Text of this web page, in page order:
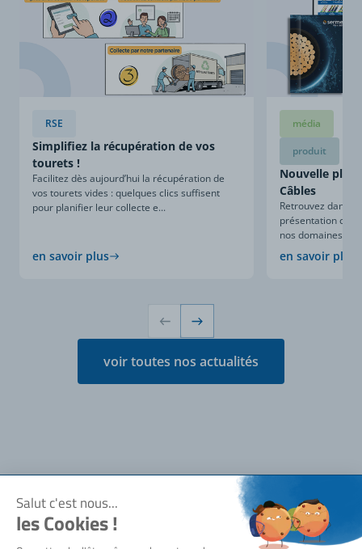
RSE
Simplifiez la récupération de vos
tourets !
Facilitez dès aujourd’hui la récupération de
vos tourets vides : quelques clics suffisent
pour planifier leur collecte e...
en savoir plus
média
produit
Nouvelle
Câbles
Retrouvez dans
présentation
nos domaines
en savoir plus
voir toutes nos actualités
Notre société